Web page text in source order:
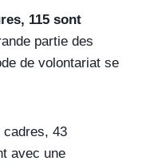
115 sont
partie des
de volontariat se
cadres, 43
avec une